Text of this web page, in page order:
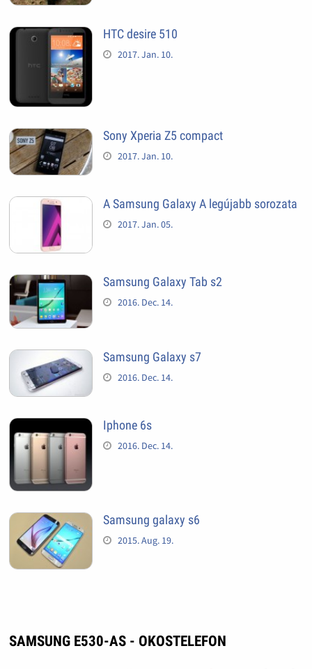
HTC desire 510
2017. Jan. 10.
Sony Xperia Z5 compact
2017. Jan. 10.
A Samsung Galaxy A legújabb sorozata
2017. Jan. 05.
Samsung Galaxy Tab s2
2016. Dec. 14.
Samsung Galaxy s7
2016. Dec. 14.
Iphone 6s
2016. Dec. 14.
Samsung galaxy s6
2015. Aug. 19.
SAMSUNG E530-AS - OKOSTELEFON